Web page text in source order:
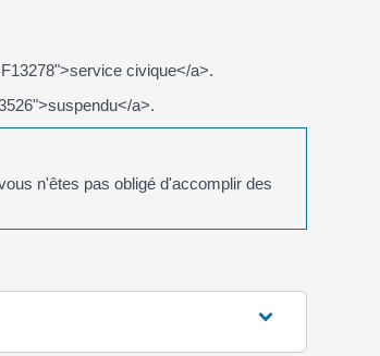
civique</a>.
a>.
n'êtes pas obligé d'accomplir des